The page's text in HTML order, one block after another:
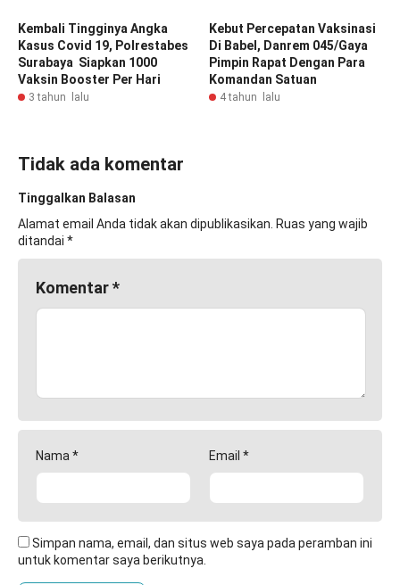
Kembali Tingginya Angka
Kasus Covid 19, Polrestabes
Surabaya Siapkan 1000
Vaksin Booster Per Hari
3 tahun lalu
Kebut Percepatan Vaksinasi
Di Babel, Danrem 045/Gaya
Pimpin Rapat Dengan Para
Komandan Satuan
4 tahun lalu
Tidak ada komentar
Tinggalkan Balasan
Alamat email Anda tidak akan dipublikasikan. Ruas yang wajib
ditandai *
Komentar*
Nama * Email *
Simpan nama, email, dan situs web saya pada peramban ini
untuk komentar saya berikutnya.